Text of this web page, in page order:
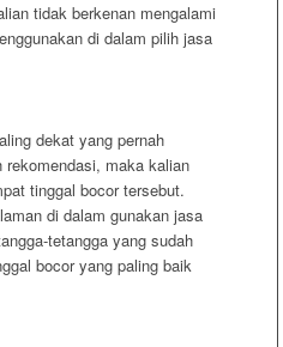
tidak berkenan mengalami
di dalam pilih jasa
dekat yang pernah
rekomendasi, maka kalian
tinggal bocor tersebut.
di dalam gunakan jasa
tetangga yang sudah
bocor yang paling baik